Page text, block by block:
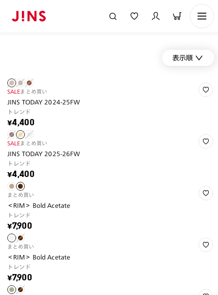
表示順
SALEまとめ買い
JINS TODAY 2024-25FW
トレンド
¥4,400
SALEまとめ買い
JINS TODAY 2025-26FW
トレンド
¥4,400
まとめ買い
＜RIM＞ Bold Acetate
トレンド
¥7,900
まとめ買い
＜RIM＞ Bold Acetate
トレンド
¥7,900